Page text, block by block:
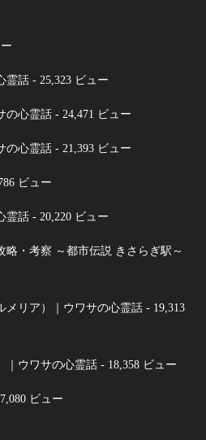
霊話 - 25,323 ビュー
の心霊話 - 24,471 ビュー
の心霊話 - 21,393 ビュー
ビュー
霊話 - 20,220 ビュー
略・考察 ～都市伝説 きさらぎ駅～
メリア）｜ウワサの心霊話 - 19,313
｜ウワサの心霊話 - 18,358 ビュー
ビュー